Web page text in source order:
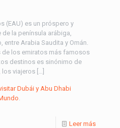
(EAU) es un próspero y
la península arábiga,
entre Arabia Saudita y Omán.
de los emiratos más famosos
destinos es sinónimo de
los viajeros […]
Dubái y Abu Dhabi
.
Leer más